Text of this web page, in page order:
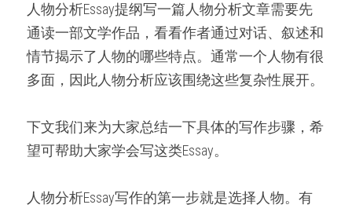
论文修改服务
演讲文稿代写
留学申请资料
工作简历制作
代码&分析工具
出版与商业写作
免费模板
精英招募
联系我们
微信客服：ESSAYEXPERT-
SERVICE
人物分析Essay提纲写一篇人物分析文章需要先
通读一部文学作品，看看作者通过对话、叙述和
情节揭示了人物的哪些特点。通常一个人物有很
多面，因此人物分析应该围绕这些复杂性展开。
下文我们来为大家总结一下具体的写作步骤，希
望可帮助大家学会写这类Essay。
人物分析Essay写作的第一步就是选择人物。有